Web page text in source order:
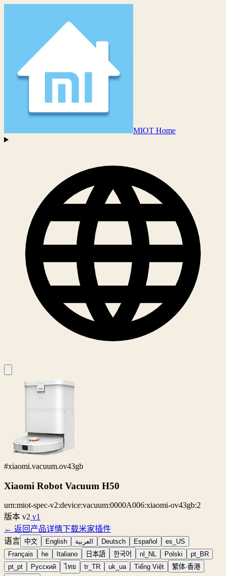
MIOT Home
#xiaomi.vacuum.ov43gb
Xiaomi Robot Vacuum H50
urn:miot-spec-v2:device:vacuum:0000A006:xiaomi-ov43gb:2
版本 v2 v1
← 返回产品详情下载米家插件
语言 中文 English العربية Deutsch Español
es_US
Français
he Italiano 日本語 한국어 nl_NL Polski
pt_BR
pt_pt
Русский ไทย tr_TR uk_ua Tiếng Việt
繁体·香港